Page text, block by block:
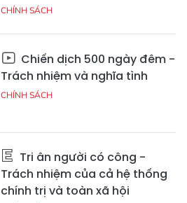
CHÍNH SÁCH
Chiến dịch 500 ngày đêm -
Trách nhiệm và nghĩa tình
CHÍNH SÁCH
Tri ân người có công -
Trách nhiệm của cả hệ thống
chính trị và toàn xã hội